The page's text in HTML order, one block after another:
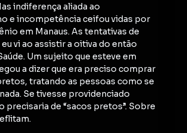
indiferença aliada ao
e incompetência ceifou vidas por
em Manaus. As tentativas de
vi ao assistir a oitiva do então
Um sujeito que esteve em
a dizer que era preciso comprar
tratando as pessoas como se
Se tivesse providenciado
precisaria de “sacos pretos”. Sobre